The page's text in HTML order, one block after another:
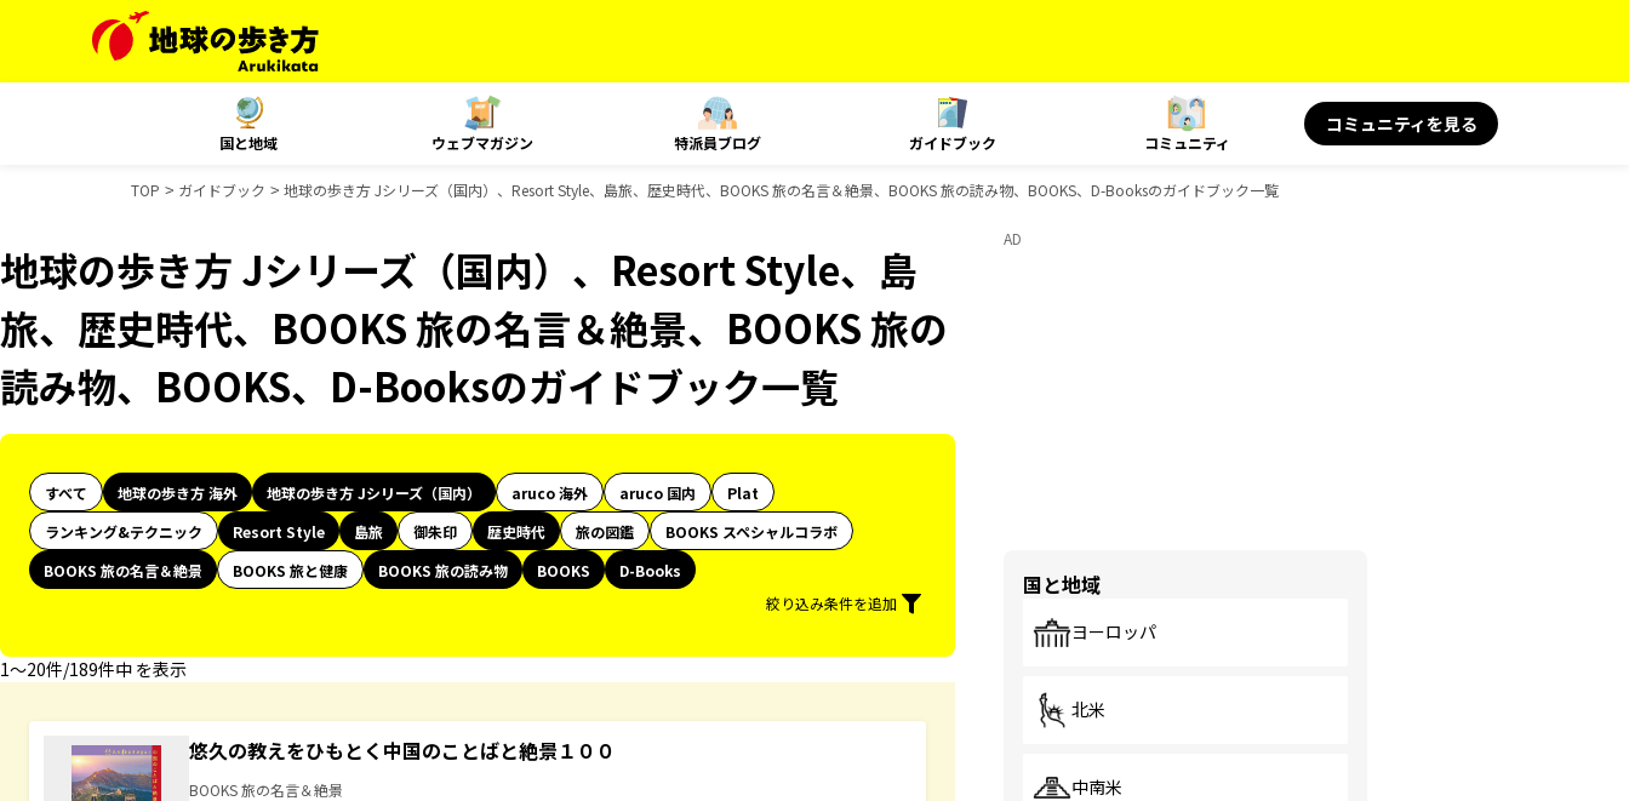
国と地域 ウェブマガジン 特派員ブログ ガイドブック コミュニティ
コミュニティを見る
TOP ガイドブック 地球の歩き方 Jシリーズ（国内）、Resort Style、島旅、歴史時代、BOOKS 旅の名言＆絶景、BOOKS 旅の読み物、BOOKS、D-Booksのガイドブック一覧
地球の歩き方 Jシリーズ（国内）、Resort Style、島
旅、歴史時代、BOOKS 旅の名言＆絶景、BOOKS 旅の
読み物、BOOKS、D-Booksのガイドブック一覧
すべて 地球の歩き方 海外 地球の歩き方 Jシリーズ（国内） aruco 海外 aruco 国内
Plat
ランキング&テクニック
Resort Style 島旅 御朱印 歴史時代 旅の図鑑
BOOKS スペシャルコラボ
BOOKS 旅の名言＆絶景
BOOKS 旅と健康 BOOKS 旅の読み物 BOOKS
D-Books
絞り込み条件を追加
1〜20件/189件中 を表示
悠久の教えをひもとく中国のことばと絶景１００
BOOKS 旅の名言＆絶景
AD
国と地域
ヨーロッパ
北米
中南米